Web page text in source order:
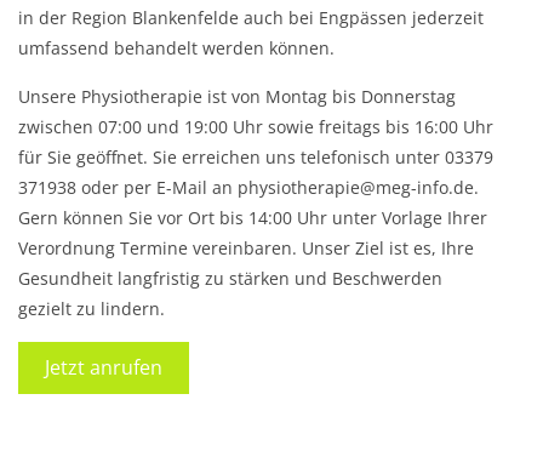
in der Region Blankenfelde auch bei Engpässen jederzeit
umfassend behandelt werden können.
Unsere Physiotherapie ist von Montag bis Donnerstag
zwischen 07:00 und 19:00 Uhr sowie freitags bis 16:00 Uhr
für Sie geöffnet. Sie erreichen uns telefonisch unter 03379
371938 oder per E-Mail an physiotherapie@meg-info.de.
Gern können Sie vor Ort bis 14:00 Uhr unter Vorlage Ihrer
Verordnung Termine vereinbaren. Unser Ziel ist es, Ihre
Gesundheit langfristig zu stärken und Beschwerden
gezielt zu lindern.
Jetzt anrufen